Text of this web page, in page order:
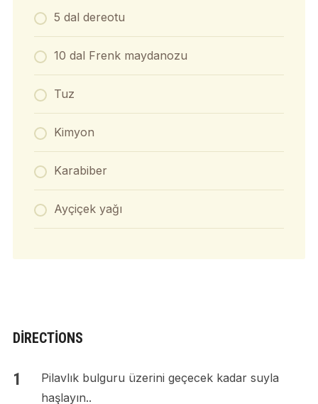
5 dal dereotu
10 dal Frenk maydanozu
Tuz
Kimyon
Karabiber
Ayçiçek yağı
DIRECTIONS
Pilavlık bulguru üzerini geçecek kadar suyla
haşlayın..